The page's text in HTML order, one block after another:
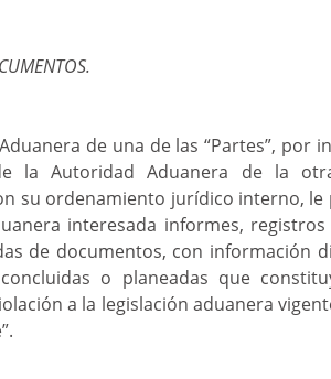
de una de las “Partes”, por
la Autoridad Aduanera de la
su ordenamiento jurídico interno,
interesada informes,
de documentos, con información
o planeadas que
a la legislación aduanera